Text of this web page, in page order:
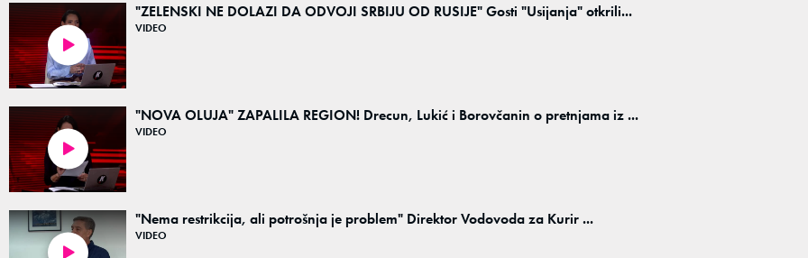
"ZELENSKI NE DOLAZI DA ODVOJI SRBIJU OD RUSIJE" Gosti "Usijanja" otkrili...
VIDEO
"NOVA OLUJA" ZAPALILA REGION! Drecun, Lukić i Borovčanin o pretnjama iz ...
VIDEO
"Nema restrikcija, ali potrošnja je problem" Direktor Vodovoda za Kurir ...
VIDEO